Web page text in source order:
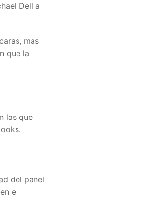
Dell a
caras, mas
que la
las que
del panel
el